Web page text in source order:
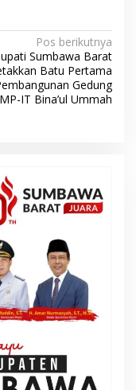
Pos berikutnya
Sumbawa Barat
Batu Pertama
Gedung
IT Bina’ul Ummah